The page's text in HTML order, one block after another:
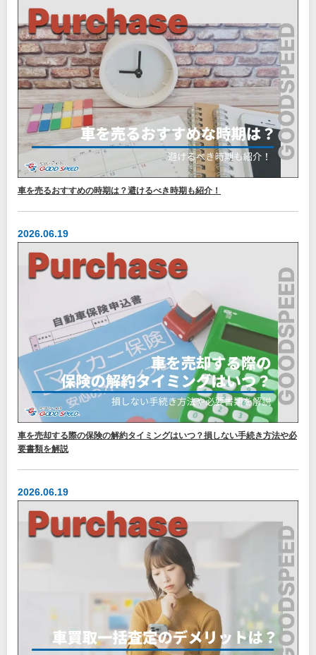
車を売るおすすめの時期は？避けるべき時期も紹介！
2026.06.19
車を売却する際の保険の解約タイミングはいつ？損しない手続き方法や必
要書類を解説
2026.06.19